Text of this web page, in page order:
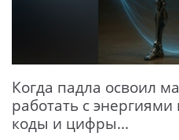
Когда падла освоил
работать с
коды и цифры...